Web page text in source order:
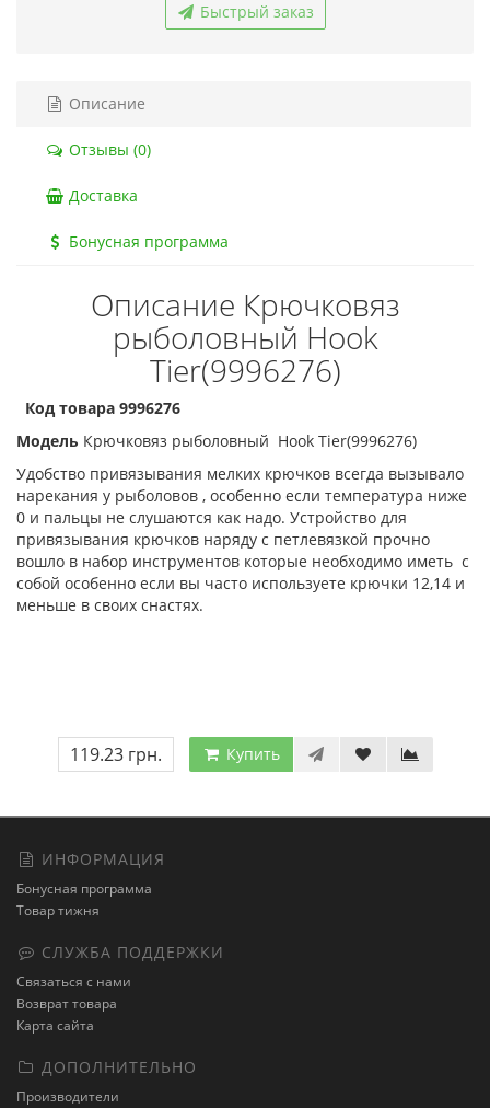
Быстрый заказ
Описание
Отзывы (0)
Доставка
Бонусная программа
Описание Крючковяз
рыболовный Hook
Tier(9996276)
Код товара 9996276
Модель Крючковяз рыболовный Hook Tier(9996276)
Удобство привязывания мелких крючков всегда вызывало
нарекания у рыболовов , особенно если температура ниже
0 и пальцы не слушаются как надо. Устройство для
привязывания крючков наряду с петлевязкой прочно
вошло в набор инструментов которые необходимо иметь с
собой особенно если вы часто используете крючки 12,14 и
меньше в своих снастях.
119.23 грн. Купить
ИНФОРМАЦИЯ
Бонусная программа
Товар тижня
СЛУЖБА ПОДДЕРЖКИ
Связаться с нами
Возврат товара
Карта сайта
ДОПОЛНИТЕЛЬНО
Производители